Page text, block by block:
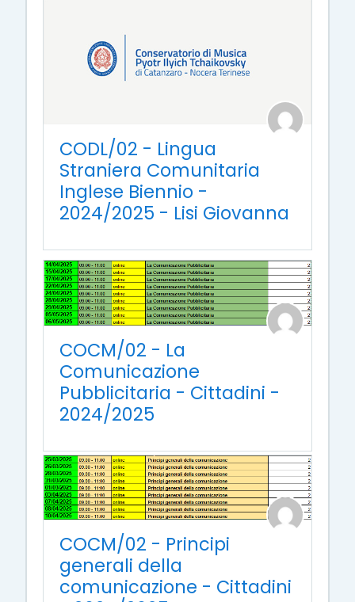
CODL/02 - Lingua
Straniera Comunitaria
Inglese Biennio -
2024/2025 - Lisi Giovanna
COCM/02 - La
Comunicazione
Pubblicitaria - Cittadini -
2024/2025
COCM/02 - Principi
generali della
comunicazione - Cittadini